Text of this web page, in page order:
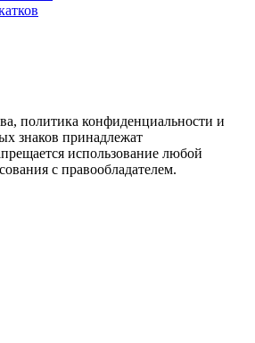
политика конфиденциальности и
знаков принадлежат
использование любой
с правообладателем.